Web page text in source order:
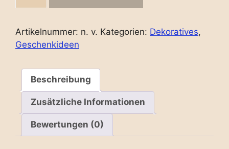
Baumscheibe
Aufhängung
quantity
Artikelnummer: n. v. Kategorien: Dekoratives,
Geschenkideen
Beschreibung
Zusätzliche Informationen
Bewertungen (0)